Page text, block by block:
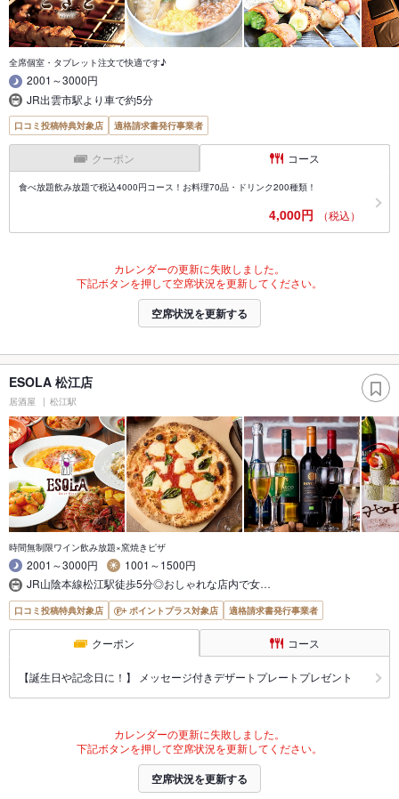
全席個室・タブレット注文で快適です♪
2001～3000円
JR出雲市駅より車で約5分
口コミ投稿特典対象店 適格請求書発行事業者
クーポン コース
食べ放題飲み放題で税込4000円コース！お料理70品・ドリンク200種類！
4,000円 （税込）
カレンダーの更新に失敗しました。
下記ボタンを押して空席状況を更新してください。
空席状況を更新する
ESOLA 松江店
居酒屋 松江駅
時間無制限ワイン飲み放題×窯焼きピザ
2001～3000円
1001～1500円
JR山陰本線松江駅徒歩5分◎おしゃれな店内で女…
口コミ投稿特典対象店 ポイントプラス対象店 適格請求書発行事業者
クーポン コース
【誕生日や記念日に！】 メッセージ付きデザートプレートプレゼント
カレンダーの更新に失敗しました。
下記ボタンを押して空席状況を更新してください。
空席状況を更新する